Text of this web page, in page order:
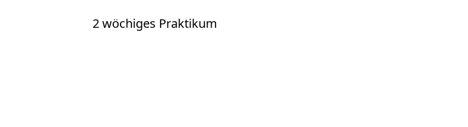
2 wöchiges Praktikum